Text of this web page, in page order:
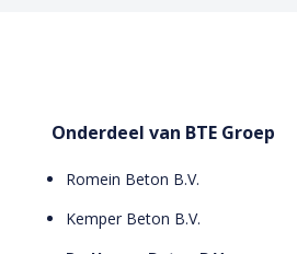
Onderdeel van BTE Groep
Romein Beton B.V.
Kemper Beton B.V.